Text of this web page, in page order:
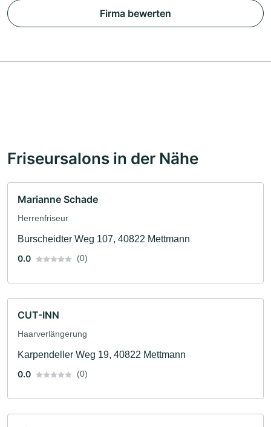
Firma bewerten
Friseursalons in der Nähe
Marianne Schade
Herrenfriseur
Burscheidter Weg 107, 40822 Mettmann
0.0
(0)
CUT-INN
Haarverlängerung
Karpendeller Weg 19, 40822 Mettmann
0.0
(0)